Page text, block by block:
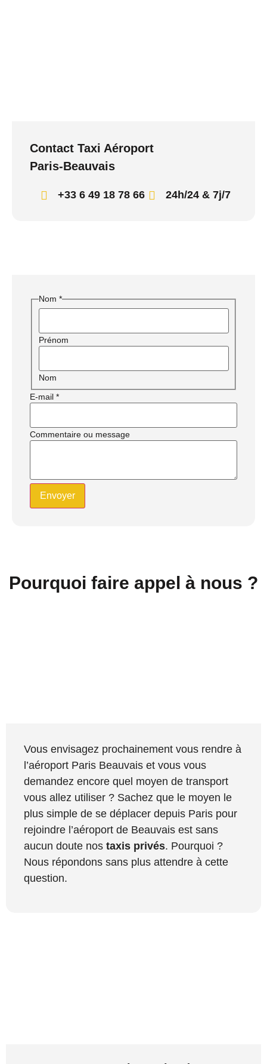
Contact Taxi Aéroport
Paris-Beauvais
+33 6 49 18 78 66 24h/24 & 7j/7
Nom E-
Nom *
Prénom
Nom
E-mail *
Commentaire ou message
Envoyer
Pourquoi faire appel à nous ?
Vous envisagez prochainement vous rendre à
l’aéroport Paris Beauvais et vous vous
demandez encore quel moyen de transport
vous allez utiliser ? Sachez que le moyen le
plus simple de se déplacer depuis Paris pour
rejoindre l’aéroport de Beauvais est sans
aucun doute nos taxis privés. Pourquoi ?
Nous répondons sans plus attendre à cette
question.